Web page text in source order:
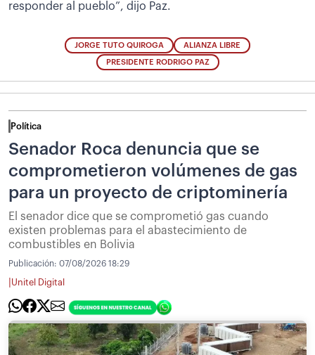
responder al pueblo”, dijo Paz.
JORGE TUTO QUIROGA ALIANZA LIBRE
PRESIDENTE RODRIGO PAZ
Política
Senador Roca denuncia que se
comprometieron volúmenes de gas
para un proyecto de criptominería
El senador dice que se comprometió gas cuando
existen problemas para el abastecimiento de
combustibles en Bolivia
Publicación: 07/08/2026 18:29
Unitel Digital